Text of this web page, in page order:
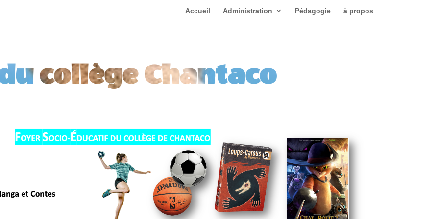
Accueil Administration Pédagogie à propos
du collège Chantaco